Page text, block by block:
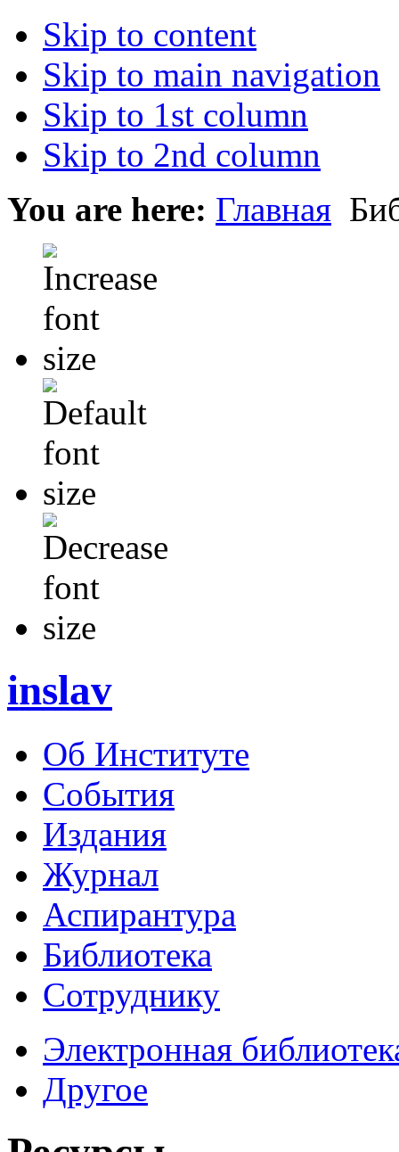
Skip to content
Skip to main navigation
Skip to 1st column
Skip to 2nd column
You are here: Главная
inslav
Об Институте
События
Издания
Журнал
Аспирантура
Библиотека
Сотруднику
Электронная
Другое